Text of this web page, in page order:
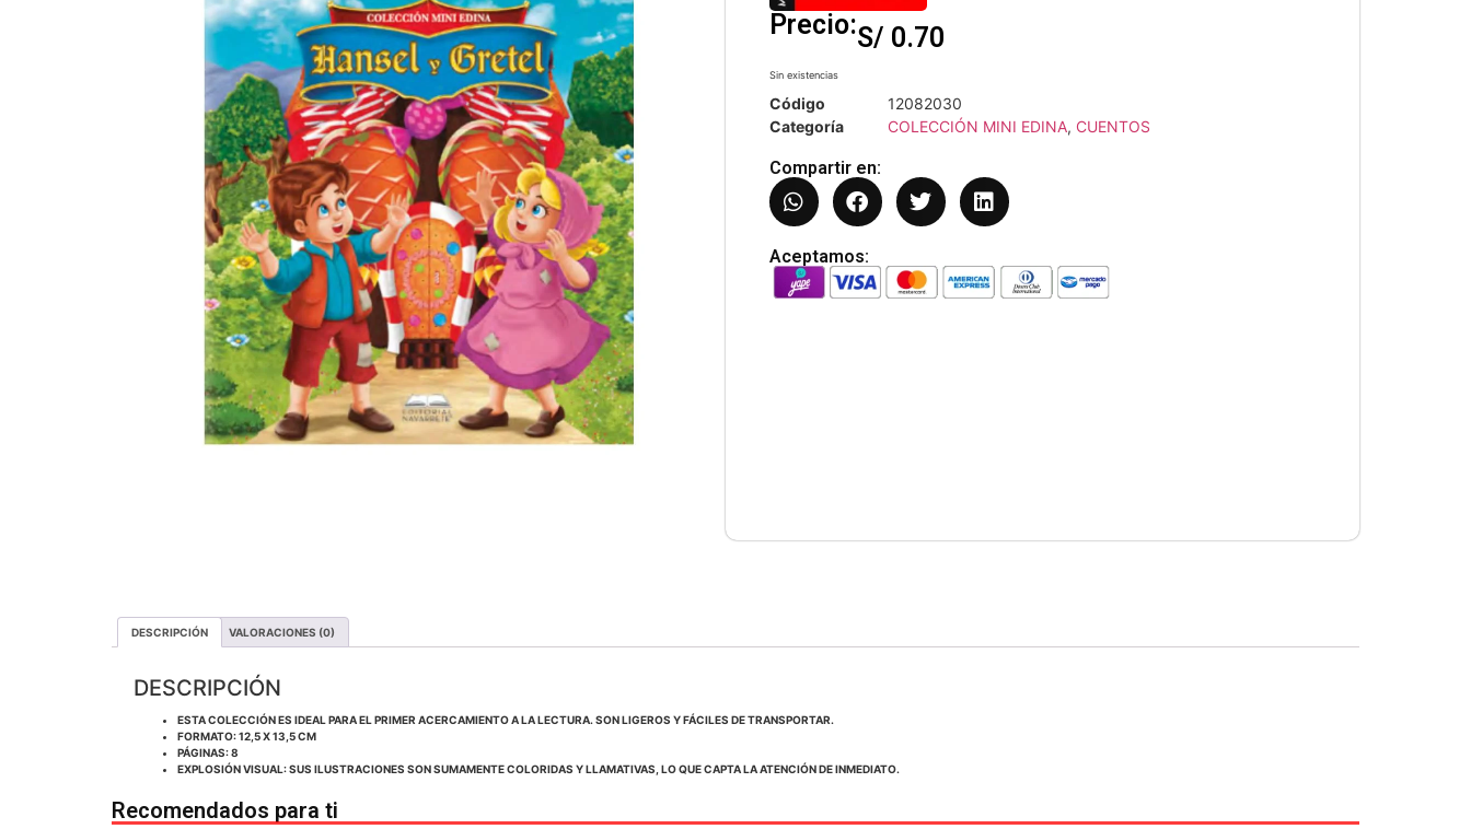
Precio:S/ 0.70
Sin existencias
Código
12082030
Categoría
COLECCIÓN MINI EDINA, CUENTOS
Compartir en:
Aceptamos:
DESCRIPCIÓN VALORACIONES (0)
DESCRIPCIÓN
ESTA COLECCIÓN ES IDEAL PARA EL PRIMER ACERCAMIENTO A LA LECTURA. SON LIGEROS Y FÁCILES DE TRANSPORTAR.
FORMATO: 12,5 X 13,5 CM
PÁGINAS: 8
EXPLOSIÓN VISUAL: SUS ILUSTRACIONES SON SUMAMENTE COLORIDAS Y LLAMATIVAS, LO QUE CAPTA LA ATENCIÓN DE INMEDIATO.
Recomendados para ti